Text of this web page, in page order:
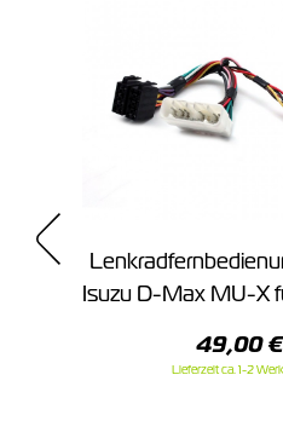
Isuzu D-Max MU-X
49,00 €
Lieferzeit ca. 1-2